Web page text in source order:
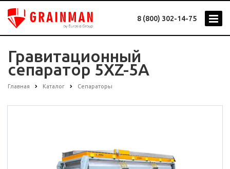
8 (800) 302-14-75
Гравитационный
сепаратор 5XZ-5A
Главная Каталог Сепараторы